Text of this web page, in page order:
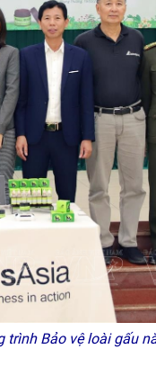
Bảo vệ loài gấu